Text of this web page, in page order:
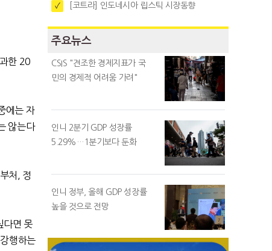
한 20
에는 자
않는다
처
정
다면 못
행하는
✓ [코트라] 인도네시아 립스틱 시장동향
주요뉴스
CSIS "견조한 경제지표가 국
민의 경제적 어려움 가려"
인니 2분기 GDP 성장률
5.29%…1분기보다 둔화
인니 정부, 올해 GDP 성장률
높을 것으로 전망